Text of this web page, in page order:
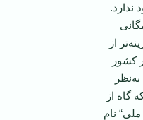
ندارد.
از
كشور
گاه از
نام